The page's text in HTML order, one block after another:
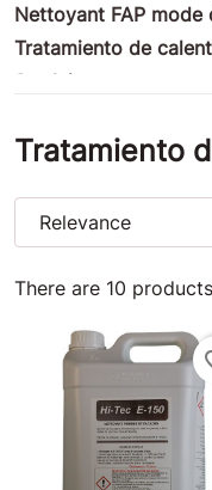
Nettoyant FAP mode
Tratamiento de
Produits nettoyants
Productos ULM
Tratamiento de la
Productos marinos
Productos diversos
Anti pinchazos
Bouchons Valve
de Pneu
Porte clés flamme
pegatinas
Tratamiento
There are 10
Relevance